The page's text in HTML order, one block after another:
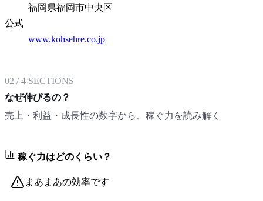
福岡県福岡市中央区
公式
www.kohsehre.co.jp
02 /4 SECTIONS
なぜ伸びるの？
売上・利益・成長性の数字から、稼ぐ力を読み解く
稼ぐ力はどのくらい？
まあまあの効率です